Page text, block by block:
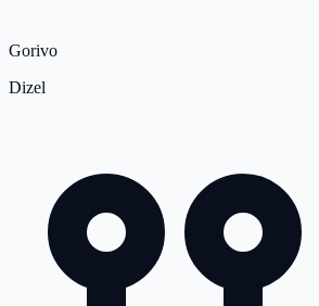
Gorivo
Dizel